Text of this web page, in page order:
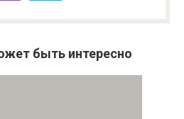
быть интересно